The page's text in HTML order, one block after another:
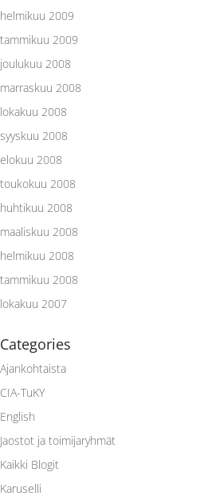
helmikuu 2009
tammikuu 2009
joulukuu 2008
marraskuu 2008
lokakuu 2008
syyskuu 2008
elokuu 2008
toukokuu 2008
huhtikuu 2008
maaliskuu 2008
helmikuu 2008
tammikuu 2008
lokakuu 2007
Categories
Ajankohtaista
CIA-TuKY
English
Jaostot ja toimijaryhmät
Kaikki Blogit
Karuselli